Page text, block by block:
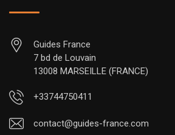
Guides France
7 bd de Louvain
13008 MARSEILLE (FRANCE)
+33744750411
contact@guides-france.com